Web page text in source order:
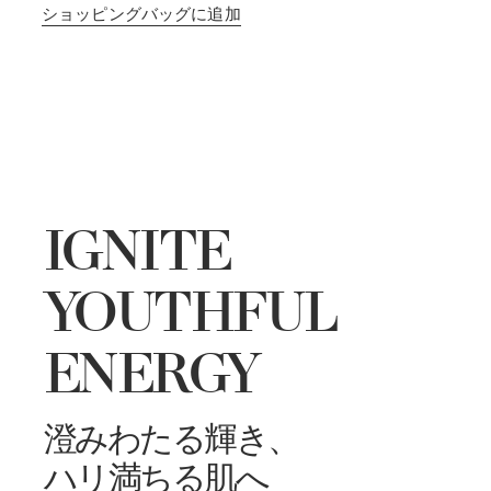
ショッピングバッグに追加
IGNITE
YOUTHFUL
ENERGY
澄みわたる輝き、
ハリ満ちる肌へ